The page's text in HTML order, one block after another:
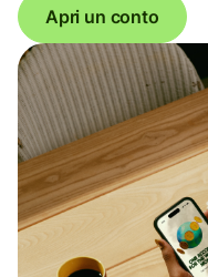
Apri un conto